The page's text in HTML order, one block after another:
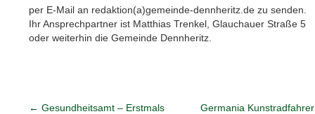
per E-Mail an redaktion(a)gemeinde-dennheritz.de zu senden.
Ihr Ansprechpartner ist Matthias Trenkel, Glauchauer Straße 5
oder weiterhin die Gemeinde Dennheritz.
← Gesundheitsamt – Erstmals
Germania Kunstradfahrer